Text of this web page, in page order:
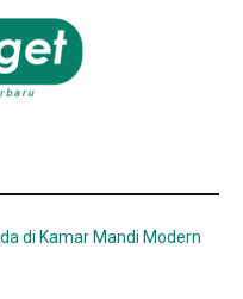
di Kamar Mandi Modern